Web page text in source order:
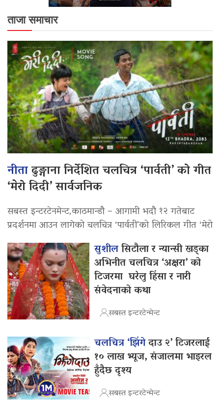
ताजा समाचार
नीताढुङ्गाना निर्देशित चलचित्र ‘पार्वती’ को गीत
‘मेरो दिदी’ सार्वजनिक
सबस्त इन्टरटेनमेन्ट,काठमान्डौ – आगामी भदौ १२ गतेबाट
प्रदर्शनमा आउन लागेको चलचित्र ‘पार्वती’को लिरिकल गीत ‘मेरो
सुशीलसिटौला र न्यान्सी खड्का
अभिनीत चलचित्र ‘अक्षरा’ को
टिजरमा घरेलु हिंसा र नारी
संवेदनाको कथा
सबस्त इन्टरटेन्मेन्ट
चलचित्र ‘झिंगेदाउ २’ टिजरलाई
१० लाख भ्यूज, संजालमा भाइरल
हुँदैछ दृश्य
सबस्त इन्टरटेन्मेन्ट